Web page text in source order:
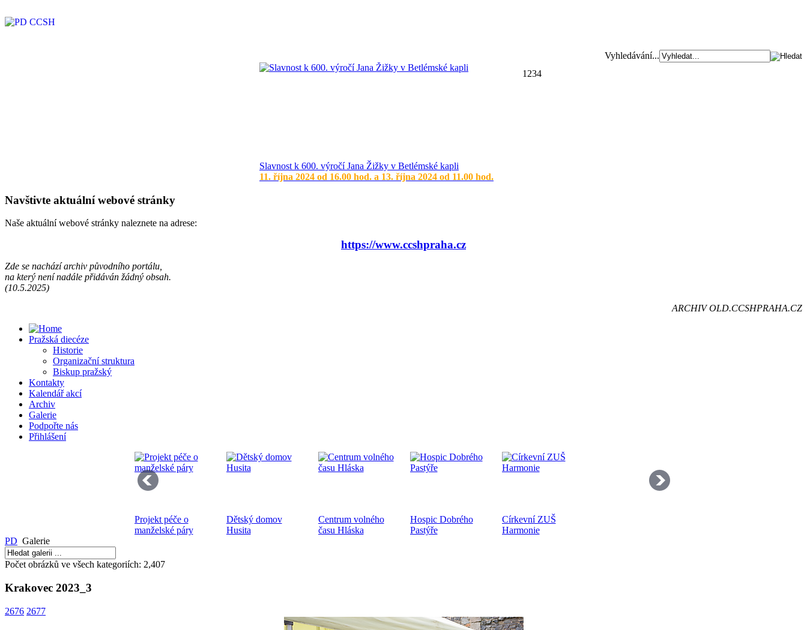
Vyhledávání...
Slavnost k 600. výročí Jana Žižky v Betlémské kapli
11. října 2024 od 16.00 hod. a 13. října 2024 od 11.00 hod.
Bohoslužba ke dni válečných veteránů 10.11.2024
K ukončení 1. sv. války a k 83. výročí úmrtí bratra Jana Opletala
1 234
Navštivte aktuální webové stránky
Naše aktuální webové stránky naleznete na adrese:
https://www.ccshpraha.cz
Zde se nachází archiv původního portálu,
na který není nadále přidáván žádný obsah.
(10.5.2025)
ARCHIV OLD.CCSHPRAHA.CZ
Pražská diecéze
Historie
Organizační struktura
Biskup pražský
Kontakty
Kalendář akcí
Archiv
Galerie
Podpořte nás
Přihlášení
Projekt péče o
manželské páry
Dětský domov
Husita
Centrum volného
času Hláska
Hospic Dobrého
Pastýře
Církevní ZUŠ
Harmonie
Dialog na cestě Armádní kaplani
Maják
středisko Divizna
PD Galerie
Počet obrázků ve všech kategoriích: 2,407
Krakovec 2023_3
2676 2677